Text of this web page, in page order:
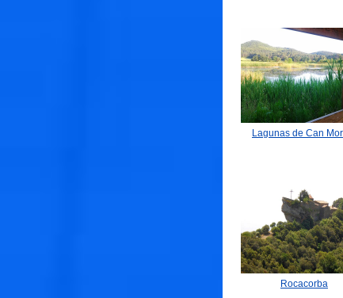
Lagunas de Can
Rocacorba